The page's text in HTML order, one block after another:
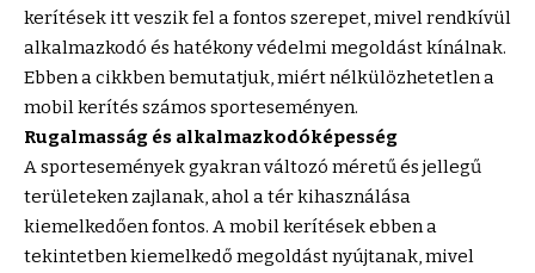
kerítések itt veszik fel a fontos szerepet, mivel rendkívül
alkalmazkodó és hatékony védelmi megoldást kínálnak.
Ebben a cikkben bemutatjuk, miért nélkülözhetetlen a
mobil kerítés számos sporteseményen.
Rugalmasság és alkalmazkodóképesség
A sportesemények gyakran változó méretű és jellegű
területeken zajlanak, ahol a tér kihasználása
kiemelkedően fontos. A mobil kerítések ebben a
tekintetben kiemelkedő megoldást nyújtanak, mivel